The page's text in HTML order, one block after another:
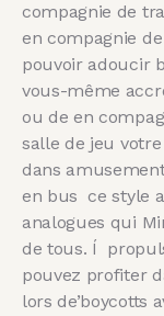
compagnie de
en compagnie
pouvoir adoucir
vous-même
ou de en
salle de jeu
dans
en bus ce style
analogues qui
de tous. Í
pouvez profiter
lors de’boycotts